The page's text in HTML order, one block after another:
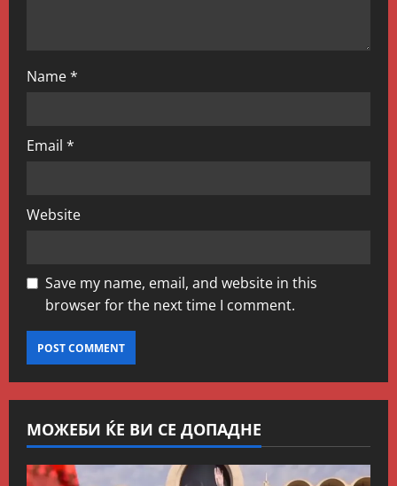
Name*
Email *
Website
Save my name, email, and website in this
browser for the next time I comment.
МОЖЕБИ ЌЕ ВИ СЕ ДОПАДНЕ